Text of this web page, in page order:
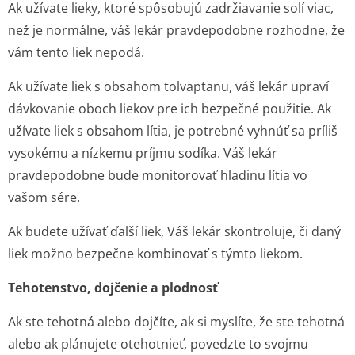
Ak užívate lieky, ktoré spôsobujú zadržiavanie solí viac,
než je normálne, váš lekár pravdepodobne rozhodne, že
vám tento liek nepodá.
Ak užívate liek s obsahom tolvaptanu, váš lekár upraví
dávkovanie oboch liekov pre ich bezpečné použitie. Ak
užívate liek s obsahom lítia, je potrebné vyhnúť sa príliš
vysokému a nízkemu príjmu sodíka. Váš lekár
pravdepodobne bude monitorovať hladinu lítia vo
vašom sére.
Ak budete užívať ďalší liek, Váš lekár skontroluje, či daný
liek možno bezpečne kombinovať s týmto liekom.
Tehotenstvo, dojčenie a plodnosť
Ak ste tehotná alebo dojčíte, ak si myslíte, že ste tehotná
alebo ak plánujete otehotnieť, povedzte to svojmu